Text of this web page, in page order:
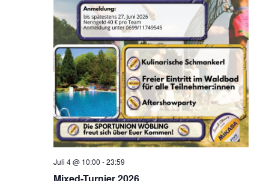
Mixed-Turnier 2026
Juli 4 @ 10:00 -23:59